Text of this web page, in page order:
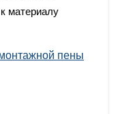
материалу